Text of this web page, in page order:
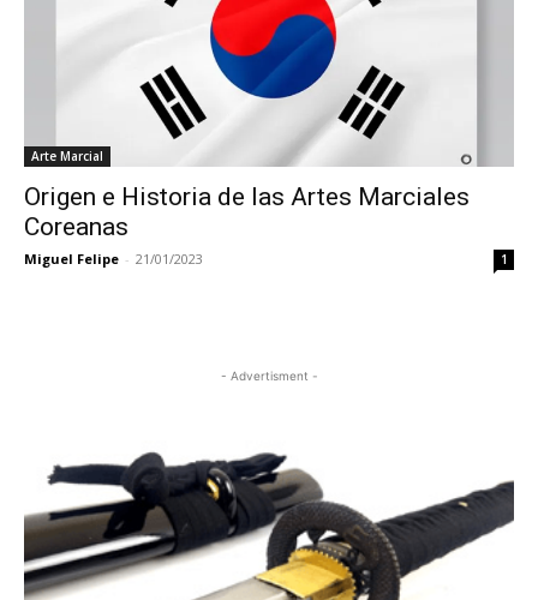
Arte Marcial
Origen e Historia de las Artes Marciales
Coreanas
Miguel Felipe - 21/01/2023 1
- Advertisment -